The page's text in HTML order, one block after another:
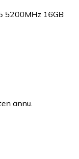
5200MHz 16GB
ännu.